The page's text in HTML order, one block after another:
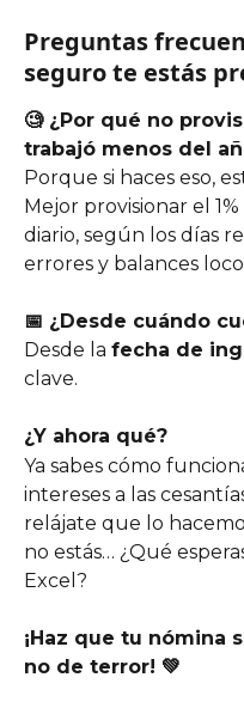
Preguntas
seguro te estás
🧐 ¿Por qué no
trabajó menos del
Porque si haces eso,
Mejor provisionar el
diario, según los días
errores y balances
📅 ¿Desde cuándo
Desde la fecha de
clave.
¿Y ahora qué?
Ya sabes cómo
intereses a las
relájate que lo
no estás… ¿Qué
Excel?
¡Haz que tu nómina
no de terror! 💚